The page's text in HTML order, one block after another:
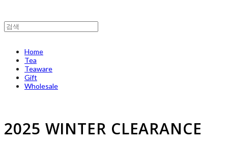
Home
Tea
Teaware
Gift
Wholesale
2025 WINTER CLEARANCE